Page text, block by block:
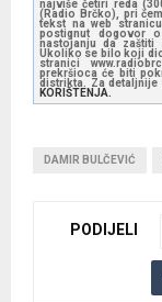
najviše četiri reda
(Radio Brčko), pri
tekst na web
postignut dogovor
nastojanju da zaštiti
Ukoliko se bilo koji
stranici
prekršioca će biti
distrikta. Za
KORIŠTENJA.
DAMIR BULČEVIĆ
PODIJELI